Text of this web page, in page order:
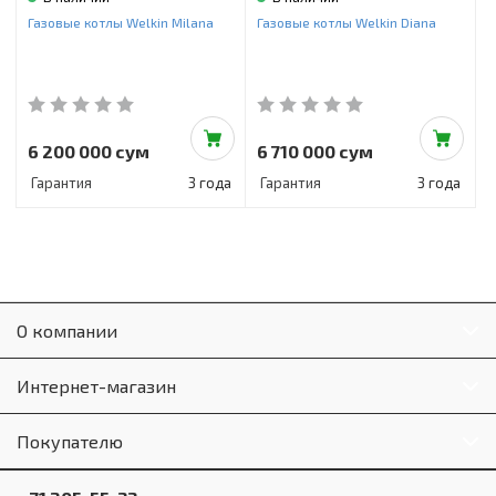
Инструменты и техника
Красота и здоровье
Пылесосы
Фильтры для воды
Газовые котлы Welkin Milana
6 200 000 сум
Гарантия 3 года
Газовые котлы Welkin Diana
6 710 000 сум
Гарантия 3 года
О компании
Интернет-магазин
Покупателю